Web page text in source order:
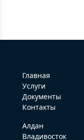
Главная
Услуги
Документы
Контакты
Алдан
Владивосток